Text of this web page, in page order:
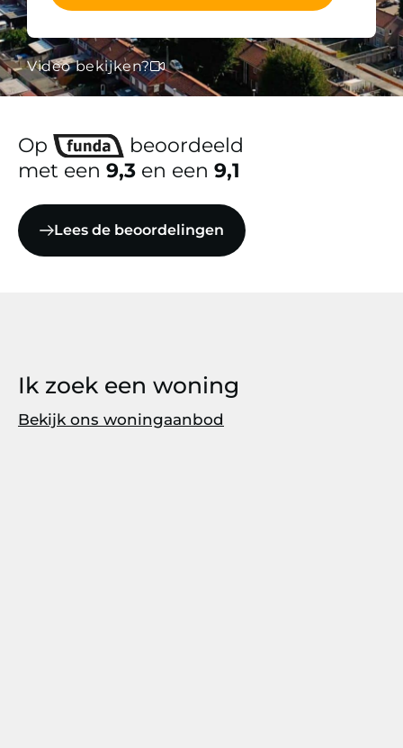
Video bekijken?
Op
beoordeeld
met een 9,3 en een 9,1
Lees de beoordelingen
Ik zoek een woning
Bekijk ons woningaanbod